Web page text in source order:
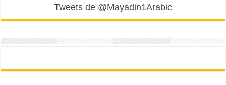
Tweets de @Mayadin1Arabic